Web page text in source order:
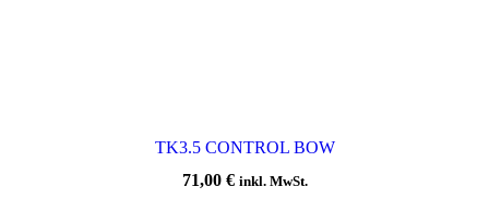
TK3.5 CONTROL BOW
71,00 € inkl. MwSt.